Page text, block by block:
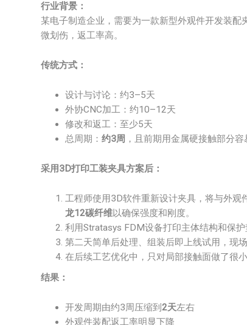
行业背景：
某电子制造企业，需要为一款新型外观件开发装
微划伤，返工率高。
传统方式：
设计与讨论：约3–5天
外协CNC加工：约10–12天
修改和返工：至少5天
总周期： 约3周 ，且前期用金属硬接触部分
采用3D打印工装夹具方案后：
工程师使用3D软件重新设计夹具，将与外观
龙12碳纤维以确保强度和刚度。
利用Stratasys FDM设备打印主体结构和保护
第二天简单后处理、组装后即上线试用，现
在后续工艺优化中，只对局部接触面做了很
结果：
开发周期由约3周压缩到 2天左右
外观件装配返工率明显下降